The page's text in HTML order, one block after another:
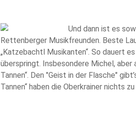
Und dann ist es
Rettenberger Musikfreunden. Beste
„Katzebachtl Musikanten“. So dauert
überspringt. Insbesondere Michel,
Tannen“. Den "Geist in der Flasche"
Tannen“ haben die Oberkrainer nichts